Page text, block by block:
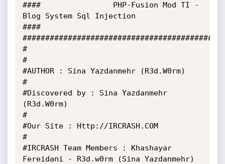
####              	PHP-Fusion Mod TI -
Blog System Sql Injection
####
#
#
#AUTHOR : Sina Yazdanmehr (R3d.W0rm)
#
#Discovered by : Sina Yazdanmehr
(R3d.W0rm)
#
#Our Site : Http://IRCRASH.COM
#
#IRCRASH Team Members : Khashayar
Fereidani - R3d.w0rm (Sina Yazdanmehr)